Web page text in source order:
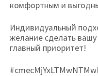
комфортным и
Индивидуальный
желание сделать
главный приоритет!